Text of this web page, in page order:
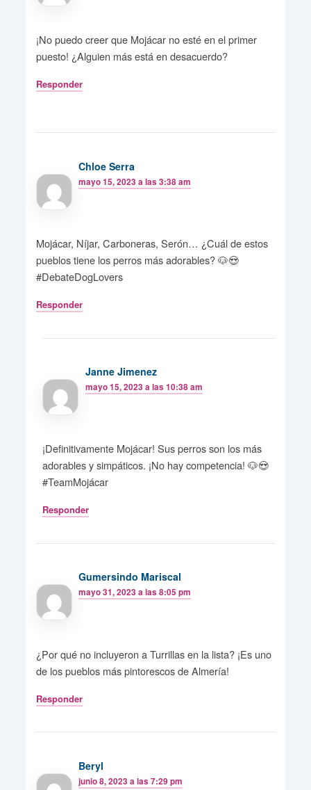
¡No puedo creer que Mojácar no esté en el primer
puesto! ¿Alguien más está en desacuerdo?
Responder
Chloe Serra
mayo 15, 2023 a las 3:38 am
Mojácar, Níjar, Carboneras, Serón… ¿Cuál de estos
pueblos tiene los perros más adorables? 🐶😍
#DebateDogLovers
Responder
Janne Jimenez
mayo 15, 2023 a las 10:38 am
¡Definitivamente Mojácar! Sus perros son los más
adorables y simpáticos. ¡No hay competencia! 🐶😍
#TeamMojácar
Responder
Gumersindo Mariscal
mayo 31, 2023 a las 8:05 pm
¿Por qué no incluyeron a Turrillas en la lista? ¡Es uno
de los pueblos más pintorescos de Almería!
Responder
Beryl
junio 8, 2023 a las 7:29 pm